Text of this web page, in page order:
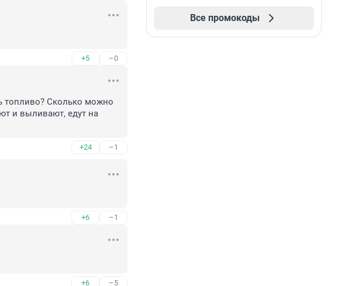
+5 –0
топливо? Сколько можно
и выливают, едут на
+24 –1
+6 –1
+6 –5
Все промокоды